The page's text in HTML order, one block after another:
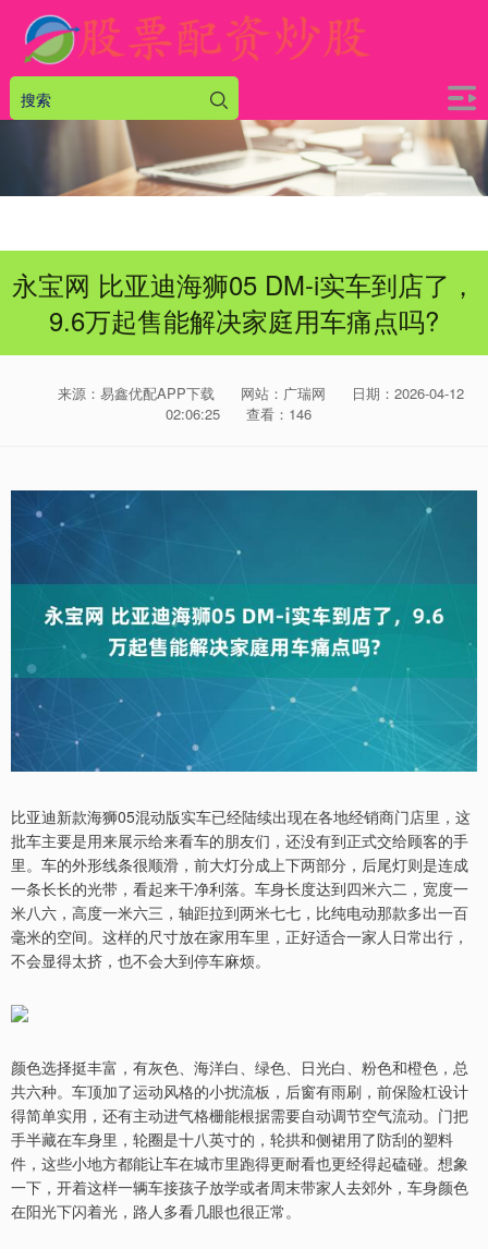
永宝网 比亚迪海狮05 DM-i实车到店了，
9.6万起售能解决家庭用车痛点吗?
来源：易鑫优配APP下载 网站：广瑞网
日期：2026-04-12
02:06:25
查看：146
比亚迪新款海狮05混动版实车已经陆续出现在各地经销商门店里，这
批车主要是用来展示给来看车的朋友们，还没有到正式交给顾客的手
里。车的外形线条很顺滑，前大灯分成上下两部分，后尾灯则是连成
一条长长的光带，看起来干净利落。车身长度达到四米六二，宽度一
米八六，高度一米六三，轴距拉到两米七七，比纯电动那款多出一百
毫米的空间。这样的尺寸放在家用车里，正好适合一家人日常出行，
不会显得太挤，也不会大到停车麻烦。
颜色选择挺丰富，有灰色、海洋白、绿色、日光白、粉色和橙色，总
共六种。车顶加了运动风格的小扰流板，后窗有雨刷，前保险杠设计
得简单实用，还有主动进气格栅能根据需要自动调节空气流动。门把
手半藏在车身里，轮圈是十八英寸的，轮拱和侧裙用了防刮的塑料
件，这些小地方都能让车在城市里跑得更耐看也更经得起磕碰。想象
一下，开着这样一辆车接孩子放学或者周末带家人去郊外，车身颜色
在阳光下闪着光，路人多看几眼也很正常。